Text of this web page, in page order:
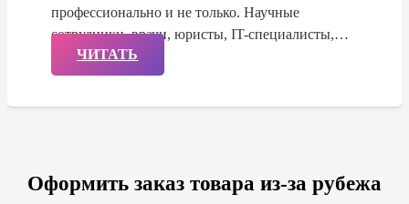
профессионально и не только. Научные
сотрудники, врачи, юристы, IT-специалисты,…
ЧИТАТЬ
Оформить заказ товара из-за рубежа